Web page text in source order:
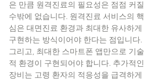
은 만큼 원격진료의 필요성은 점점 커질
수밖에 없습니다. 원격진료 서비스의 핵
심은 대면진료 환경과 최대한 유사하게
구현하는 방식이어야 한다는 점입니다.
그리고, 최대한 스마트폰 앱만으로 기술
적 환경이 구현되어야 합니다. 추가적인
장비는 고령 환자의 적응성을 급격하게